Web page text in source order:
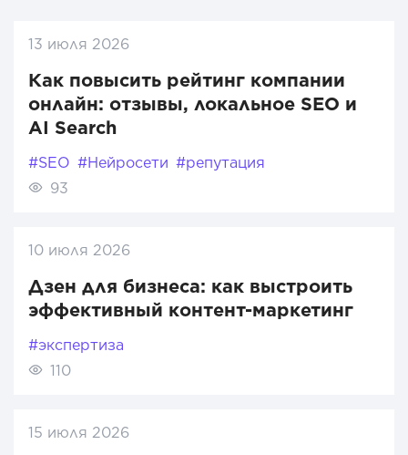
13 июля 2026
Как повысить рейтинг компании
онлайн: отзывы, локальное SEO и
AI Search
#SEO #Нейросети #репутация
93
10 июля 2026
Дзен для бизнеса: как выстроить
эффективный контент-маркетинг
#экспертиза
110
15 июля 2026